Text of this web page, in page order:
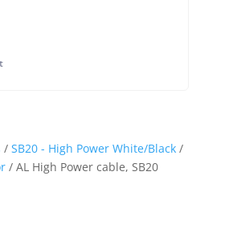
/ SB20 - High Power White/Black/
/ AL High Power cable, SB20